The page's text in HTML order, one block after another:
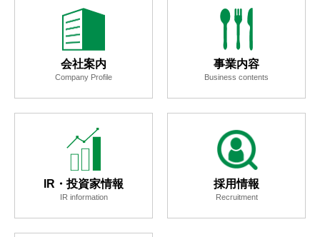
会社案内
Company Profile
事業内容
Business contents
IR・投資家情報
IR information
採用情報
Recruitment